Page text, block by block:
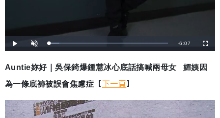
播
放
開
啟
載
入
:
8
8
3
%
剩
-6:07
全
螢
Auntie妳好｜吳保錡爆鍾慧冰心底話搞喊兩母女 媚姨因
為一條底褲被誤會焦慮症 【下一頁】